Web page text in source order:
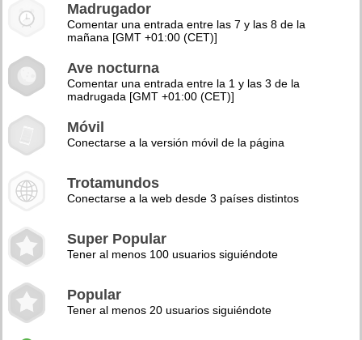
Madrugador
Comentar una entrada entre las 7 y las 8 de la
mañana [GMT +01:00 (CET)]
Ave nocturna
Comentar una entrada entre la 1 y las 3 de la
madrugada [GMT +01:00 (CET)]
Móvil
Conectarse a la versión móvil de la página
Trotamundos
Conectarse a la web desde 3 países distintos
Super Popular
Tener al menos 100 usuarios siguiéndote
Popular
Tener al menos 20 usuarios siguiéndote